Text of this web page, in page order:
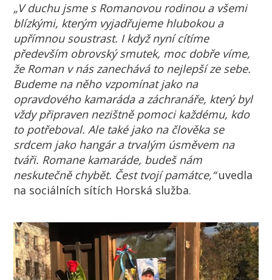
„V duchu jsme s Romanovou rodinou a všemi
blízkými, kterým vyjadřujeme hlubokou a
upřímnou soustrast. I když nyní cítíme
především obrovský smutek, moc dobře víme,
že Roman v nás zanechává to nejlepší ze sebe.
Budeme na něho vzpomínat jako na
opravdového kamaráda a záchranáře, který byl
vždy připraven nezištně pomoci každému, kdo
to potřeboval. Ale také jako na člověka se
srdcem jako hangár a trvalým úsměvem na
tváři. Romane kamaráde, budeš nám
neskutečně chybět. Čest tvojí památce,“uvedla
na sociálních sítích Horská služba.